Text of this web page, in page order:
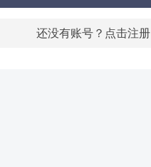
还没有账号？点击注册